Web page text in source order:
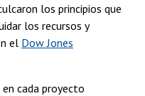
los principios que
los recursos y
el Dow Jones
cada proyecto